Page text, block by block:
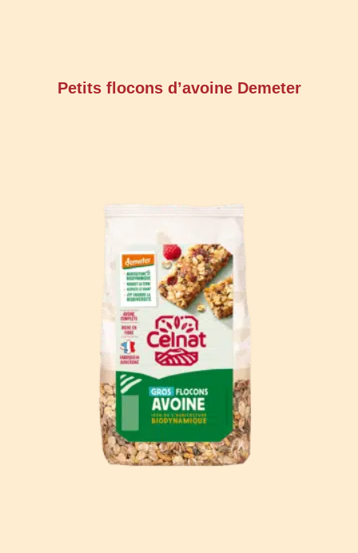
Petits flocons d’avoine Demeter